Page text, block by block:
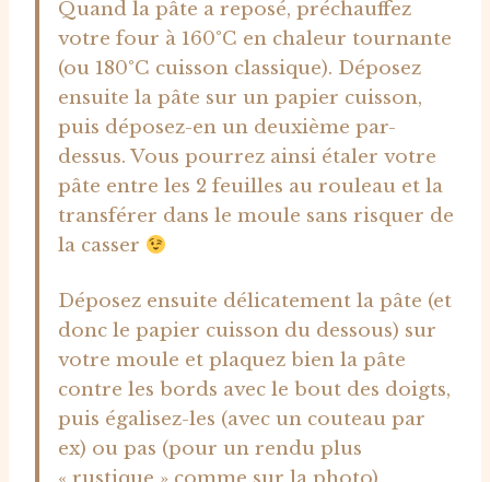
Quand la pâte a reposé, préchauffez
votre four à 160°C en chaleur tournante
(ou 180°C cuisson classique). Déposez
ensuite la pâte sur un papier cuisson,
puis déposez-en un deuxième par-
dessus. Vous pourrez ainsi étaler votre
pâte entre les 2 feuilles au rouleau et la
transférer dans le moule sans risquer de
la casser
Déposez ensuite délicatement la pâte (et
donc le papier cuisson du dessous) sur
votre moule et plaquez bien la pâte
contre les bords avec le bout des doigts,
puis égalisez-les (avec un couteau par
ex) ou pas (pour un rendu plus